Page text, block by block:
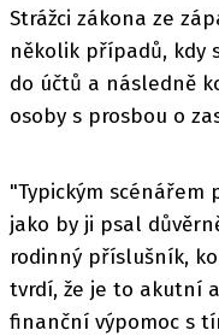
Strážci zákona ze
několik případů, kdy
do účtů a následně
osoby s prosbou o
"Typickým scénářem
jako by ji psal
rodinný příslušník,
tvrdí, že je to akutní
finanční výpomoc s